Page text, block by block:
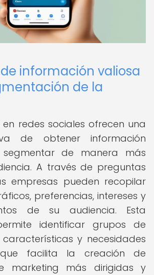
información valiosa
de la
en redes sociales ofrecen una
de obtener información
de manera más
A través de preguntas
empresas pueden recopilar
preferencias, intereses y
de su audiencia. Esta
identificar grupos de
y necesidades
facilita la creación de
marketing más dirigidas y